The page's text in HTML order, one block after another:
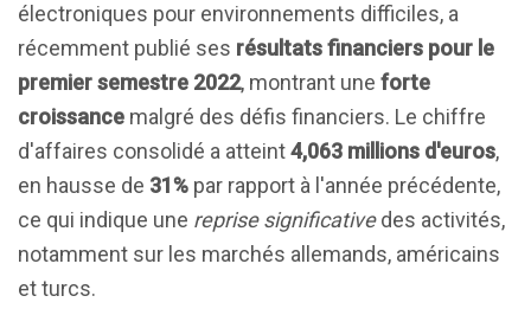
électroniques pour environnements difficiles, a
récemment publié ses résultats financiers pour le
premier semestre 2022, montrant une forte
croissance malgré des défis financiers. Le chiffre
d'affaires consolidé a atteint4,063 millions d'euros,
en hausse de 31% par rapport à l'année précédente,
ce qui indique une reprise significativedes activités,
notamment sur les marchés allemands, américains
et turcs.